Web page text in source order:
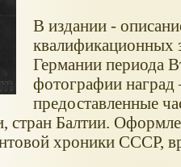
В издании -
квалификационных
Германии периода
фотографии
предоставленные
стран Балтии.
хроники СССР,